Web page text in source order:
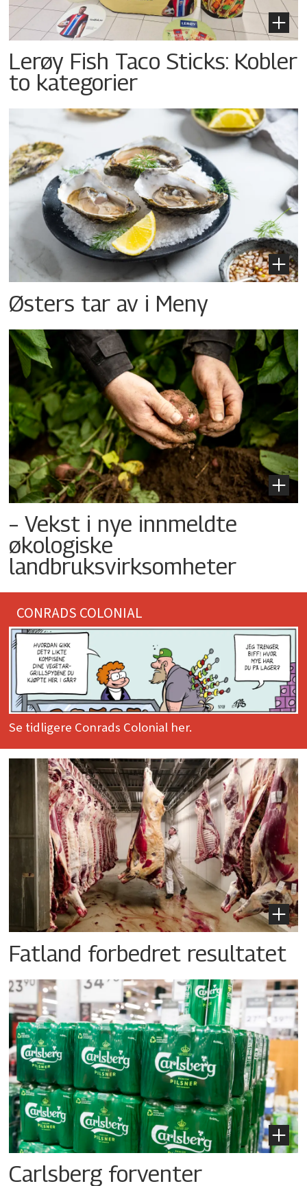
Lerøy Fish Taco Sticks: Kobler
to kategorier
Østers tar av i Meny
– Vekst i nye innmeldte
økologiske
landbruksvirksomheter
CONRADS COLONIAL
Se tidligere Conrads Colonial her.
Fatland forbedret resultatet
Carlsberg forventer